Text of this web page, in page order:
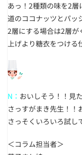
あっ！2種類の味を2
道のココナッツとパッ
2層にする場合は2層
上げより糖衣をつける
N： おいしそう！！見
さっすがまき先生！！
さっそくいろいろ試し
＜コラム担当者＞